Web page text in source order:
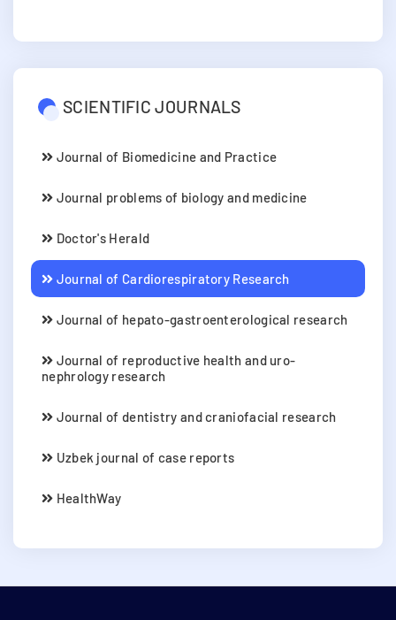
SCIENTIFIC JOURNALS
Journal of Biomedicine and Practice
Journal problems of biology and medicine
Doctor's Herald
Journal of Cardiorespiratory Research
Journal of hepato-gastroenterological research
Journal of reproductive health and uro-
nephrology research
Journal of dentistry and craniofacial research
Uzbek journal of case reports
HealthWay